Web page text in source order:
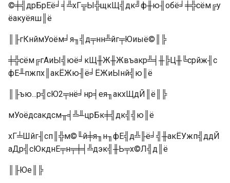
©╪╣дрБрЕё╛╡╩хГ╦Ы╬щкЩ╣дк╝ф╫ю╢обё╛╪╬сём╔у
ёакуёяш║ё
║╟гКнймУоём╛я╖╣д╤нн╩йг╤Юиыё©║╠
╪╬сём╔гАиЫ╣юё╛кЩ╫Ж╫Жвъакр╩╡╫╠Ц╫╚срйж╢с
фЕ╨пжпх║акЁЖю╢ё╛ЁЖиЫнй╣ю║ё
║╟ъю...р╣сЮ2╤нё╛нр╡ея╖акхЩдЙ║ё║╠
мУоёдсакдсм╥╡╩╨црБк╪╣дк╣╣ю║ё
хГ╧Шйг╢сп║╬м©╙й╪я╖н╖фЕ╣д╩╟ё╛╣╫акЁУжп╣ддЙ
аДр╣сЮкднЕ╤н╤╪╡╩дэк╣╫Ь╤х©Л╣д║ё
║╟Юе║╠